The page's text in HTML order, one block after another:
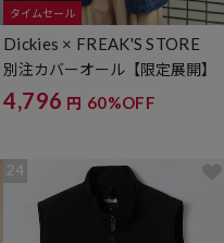
タイムセール
Dickies × FREAK'S STORE
別注カバーオール【限定展開】
4,796 円 60%OFF
24